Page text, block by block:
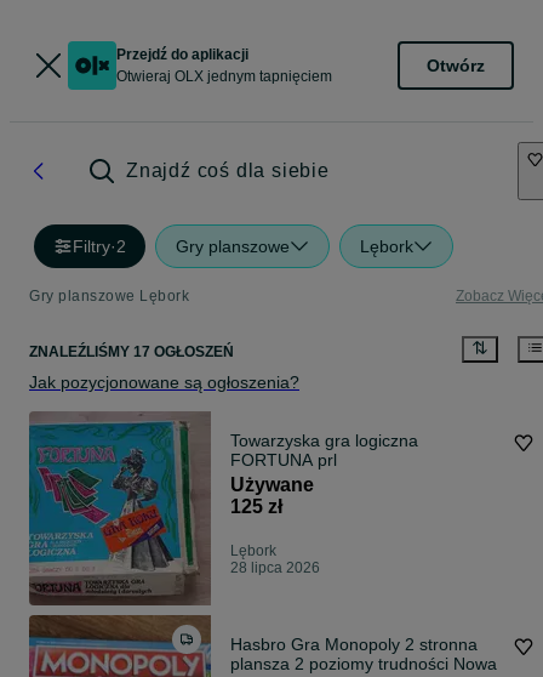
Przejdź do aplikacji
Otwieraj OLX jednym tapnięciem
Otwórz
Znajdź coś dla siebie
Filtry·2 Gry planszowe Lębork
Gry planszowe Lębork Zobacz
ZNALEŹLIŚMY 17 OGŁOSZEŃ
Jak pozycjonowane są ogłoszenia?
Towarzyska gra logiczna
FORTUNA prl
Używane
125 zł
Lębork
28 lipca 2026
Hasbro Gra Monopoly 2 stronna
plansza 2 poziomy trudności Nowa